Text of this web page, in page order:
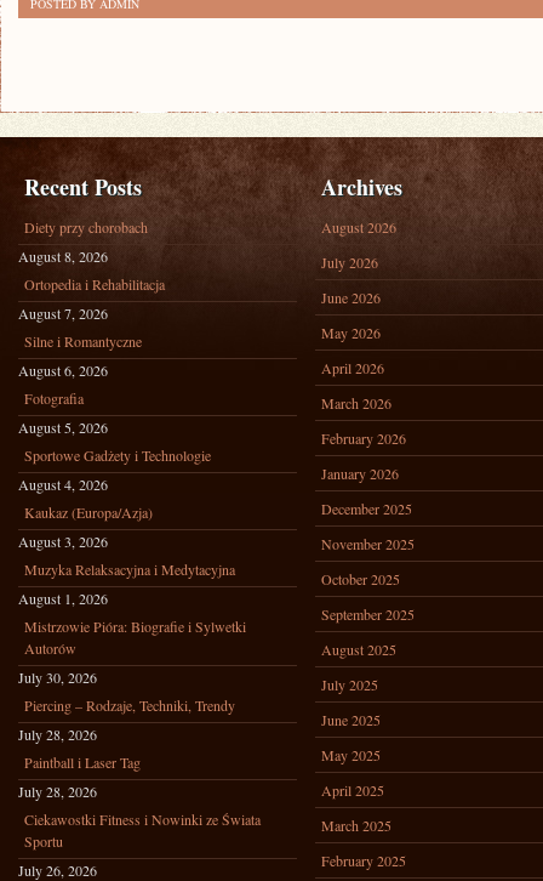
LASACH:
SEKRETY
NATURALNYCH
EKSPERTÓW
POSTED BY ADMIN
Recent Posts
Diety przy chorobach
August 8, 2026
Ortopedia i Rehabilitacja
August 7, 2026
Silne i Romantyczne
August 6, 2026
Fotografia
August 5, 2026
Sportowe Gadżety i Technologie
August 4, 2026
Kaukaz (Europa/Azja)
August 3, 2026
Muzyka Relaksacyjna i Medytacyjna
August 1, 2026
Mistrzowie Pióra: Biografie i Sylwetki
Autorów
July 30, 2026
Piercing – Rodzaje, Techniki, Trendy
July 28, 2026
Paintball i Laser Tag
July 28, 2026
Ciekawostki Fitness i Nowinki ze Świata
Sportu
July 26, 2026
Archives
August 2026
July 2026
June 2026
May 2026
April 2026
March 2026
February 2026
January 2026
December 2025
November 2025
October 2025
September 2025
August 2025
July 2025
June 2025
May 2025
April 2025
March 2025
February 2025